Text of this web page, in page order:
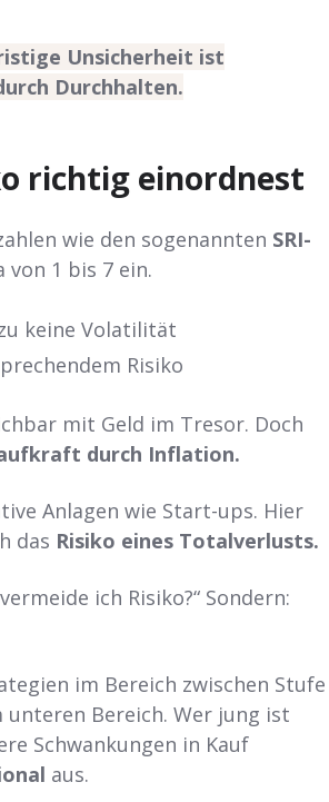
Unsicherheit ist
Durchhalten.
richtig einordnest
wie den sogenannten SRI-
von 1 bis 7 ein.
keine Volatilität
Risiko
mit Geld im Tresor. Doch
durch Inflation.
Anlagen wie Start-ups. Hier
das Risiko eines Totalverlusts.
ich Risiko?“ Sondern:
im Bereich zwischen Stufe
Bereich. Wer jung ist
Schwankungen in Kauf
aus.